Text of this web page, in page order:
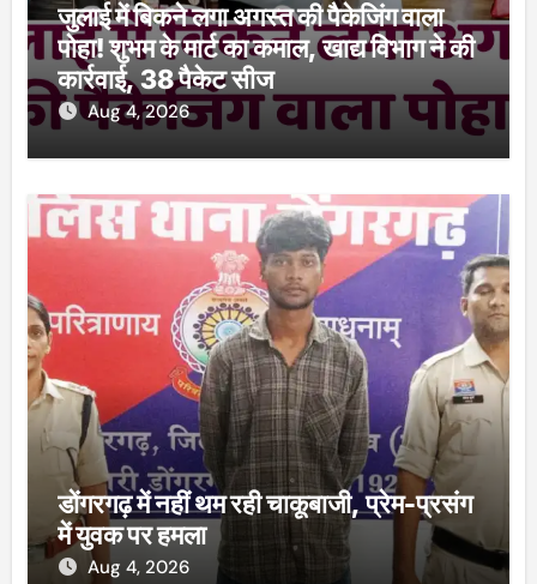
जुलाई में बिकने लगा अगस्त की पैकेजिंग वाला
पोहा! शुभम के मार्ट का कमाल, खाद्य विभाग ने की
कार्रवाई, 38 पैकेट सीज
Aug 4, 2026
डोंगरगढ़ में नहीं थम रही चाकूबाजी, प्रेम-प्रसंग
में युवक पर हमला
Aug 4, 2026